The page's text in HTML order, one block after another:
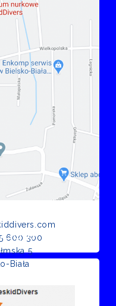
600 300
5
Biała